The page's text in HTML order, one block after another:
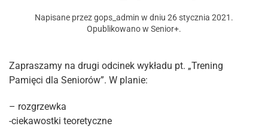
Napisane przezgops_admin w dniu 26 stycznia 2021 .
Opublikowano w Senior+.
Zapraszamy na drugi odcinek wykładu pt. „Trening
Pamięci dla Seniorów”. W planie:
– rozgrzewka
-ciekawostki teoretyczne